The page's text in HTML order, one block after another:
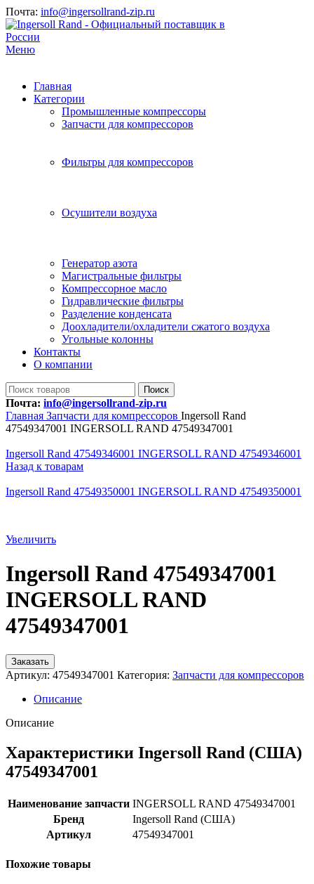
Почта: info@ingersollrand-zip.ru
Меню
Главная
Категории
Промышленные компрессоры
Запчасти для компрессоров
Фильтры для компрессоров
Осушители воздуха
Генератор азота
Магистральные фильтры
Компрессорное масло
Гидравлические фильтры
Разделение конденсата
Доохладители/охладители сжатого воздуха
Угольные колонны
Контакты
О компании
Поиск
Почта: info@ingersollrand-zip.ru
Главная Запчасти для компрессоров Ingersoll Rand
47549347001 INGERSOLL RAND 47549347001
Ingersoll Rand 47549346001 INGERSOLL RAND 47549346001
Назад к товарам
Ingersoll Rand 47549350001 INGERSOLL RAND 47549350001
Увеличить
Ingersoll Rand 47549347001
INGERSOLL RAND
47549347001
Заказать
Артикул: 47549347001 Категория: Запчасти для компрессоров
Описание
Описание
Характеристики Ingersoll Rand (США)
47549347001
Наименование запчасти INGERSOLL RAND 47549347001
Бренд
Ingersoll Rand (США)
Артикул
47549347001
Похожие товары